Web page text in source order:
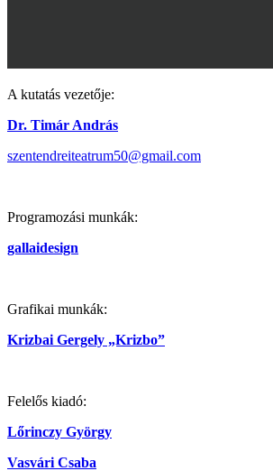
A kutatás vezetője:
Dr. Timár András
szentendreiteatrum50@gmail.com
Programozási munkák:
gallaidesign
Grafikai munkák:
Krizbai Gergely „Krizbo”
Felelős kiadó:
Lőrinczy György
Vasvári Csaba